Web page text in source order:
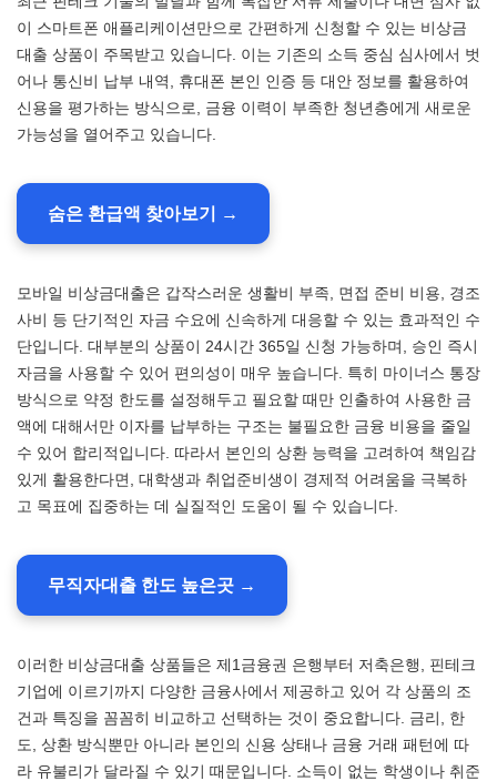
이 스마트폰 애플리케이션만으로 간편하게 신청할 수 있는 비상금
대출 상품이 주목받고 있습니다. 이는 기존의 소득 중심 심사에서 벗
어나 통신비 납부 내역, 휴대폰 본인 인증 등 대안 정보를 활용하여
신용을 평가하는 방식으로, 금융 이력이 부족한 청년층에게 새로운
가능성을 열어주고 있습니다.
숨은 환급액 찾아보기 →
모바일 비상금대출은 갑작스러운 생활비 부족, 면접 준비 비용, 경조
사비 등 단기적인 자금 수요에 신속하게 대응할 수 있는 효과적인 수
단입니다. 대부분의 상품이 24시간 365일 신청 가능하며, 승인 즉시
자금을 사용할 수 있어 편의성이 매우 높습니다. 특히 마이너스 통장
방식으로 약정 한도를 설정해두고 필요할 때만 인출하여 사용한 금
액에 대해서만 이자를 납부하는 구조는 불필요한 금융 비용을 줄일
수 있어 합리적입니다. 따라서 본인의 상환 능력을 고려하여 책임감
있게 활용한다면, 대학생과 취업준비생이 경제적 어려움을 극복하
고 목표에 집중하는 데 실질적인 도움이 될 수 있습니다.
무직자대출 한도 높은곳 →
이러한 비상금대출 상품들은 제1금융권 은행부터 저축은행, 핀테크
기업에 이르기까지 다양한 금융사에서 제공하고 있어 각 상품의 조
건과 특징을 꼼꼼히 비교하고 선택하는 것이 중요합니다. 금리, 한
도, 상환 방식뿐만 아니라 본인의 신용 상태나 금융 거래 패턴에 따
라 유불리가 달라질 수 있기 때문입니다. 소득이 없는 학생이나 취준